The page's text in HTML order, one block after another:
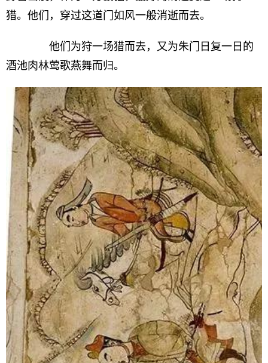
猎。他们，穿过这道门如风一般消逝而去。
他们为狩一场猎而去，又为朱门日复一日的
酒池肉林莺歌燕舞而归。